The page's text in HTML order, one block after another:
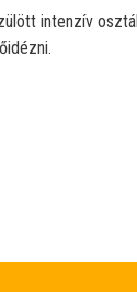
intenzív